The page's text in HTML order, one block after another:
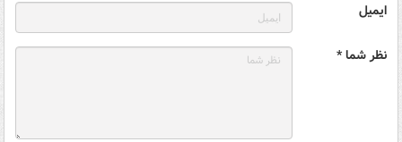
ایمیل
نظر شما *